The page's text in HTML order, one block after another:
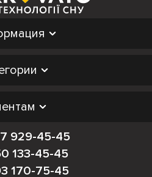
929-45-45
133-45-45
170-75-45